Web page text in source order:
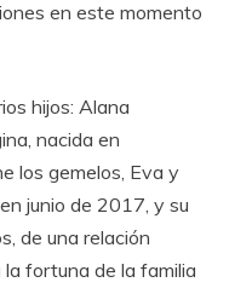
en este momento
hijos: Alana
nacida en
los gemelos, Eva y
junio de 2017, y su
de una relación
fortuna de la familia